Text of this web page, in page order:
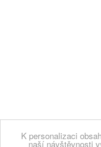
K personalizaci
naší návštěvnosti